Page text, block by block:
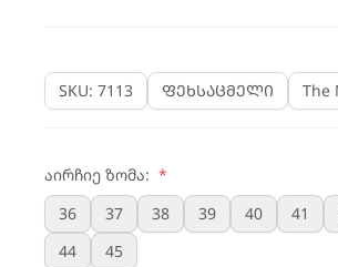
SKU: 7113 ფეხსაცმელი The
აირჩიე ზომა: *
36
37 38 39 40 41
44
45